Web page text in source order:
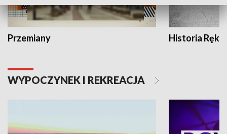
Przemiany Historia Ręką
WYPOCZYNEK I REKREACJA